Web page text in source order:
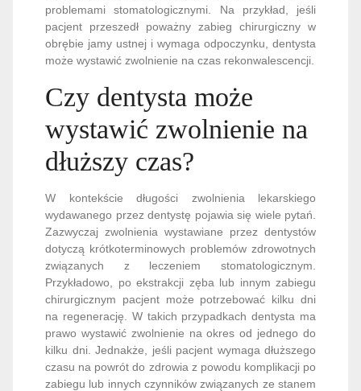
problemami stomatologicznymi. Na przykład, jeśli
pacjent przeszedł poważny zabieg chirurgiczny w
obrębie jamy ustnej i wymaga odpoczynku, dentysta
może wystawić zwolnienie na czas rekonwalescencji.
Czy dentysta może
wystawić zwolnienie na
dłuższy czas?
W kontekście długości zwolnienia lekarskiego
wydawanego przez dentystę pojawia się wiele pytań.
Zazwyczaj zwolnienia wystawiane przez dentystów
dotyczą krótkoterminowych problemów zdrowotnych
związanych z leczeniem stomatologicznym.
Przykładowo, po ekstrakcji zęba lub innym zabiegu
chirurgicznym pacjent może potrzebować kilku dni
na regenerację. W takich przypadkach dentysta ma
prawo wystawić zwolnienie na okres od jednego do
kilku dni. Jednakże, jeśli pacjent wymaga dłuższego
czasu na powrót do zdrowia z powodu komplikacji po
zabiegu lub innych czynników związanych ze stanem